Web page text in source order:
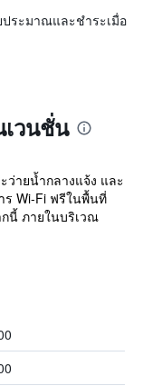
ระมาณและชำระเมื่อ
วนชั่น
ว่ายน้ำกลางแจ้ง และ
ร Wi-Fi ฟรีในพื้นที่
นี้ ภายในบริเวณ